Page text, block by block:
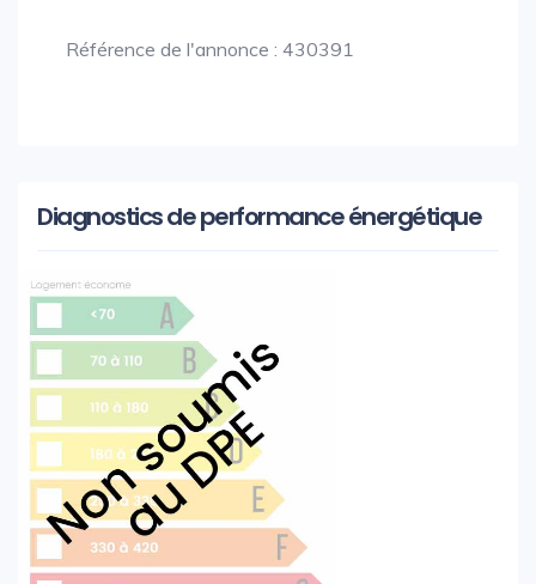
Référence de l'annonce : 430391
Diagnostics de performance énergétique